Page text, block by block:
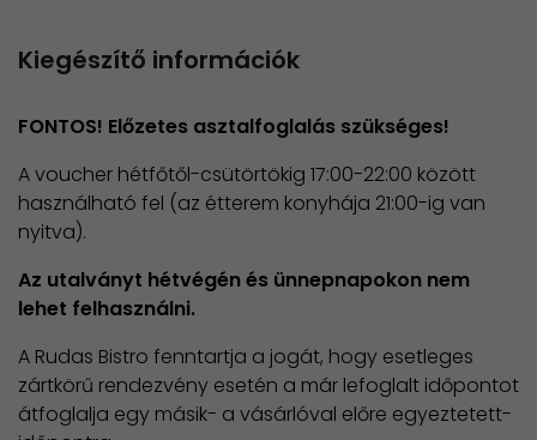
Kiegészítő információk
FONTOS! Előzetes asztalfoglalás szükséges!
A voucher hétfőtől-csütörtökig 17:00-22:00 között
használható fel (az étterem konyhája 21:00-ig van
nyitva).
Az utalványt hétvégén és ünnepnapokon nem
lehet felhasználni.
A Rudas Bistro fenntartja a jogát, hogy esetleges
zártkörű rendezvény esetén a már lefoglalt időpontot
átfoglalja egy másik- a vásárlóval előre egyeztetett-